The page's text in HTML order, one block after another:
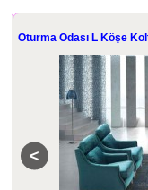
Oturma Odası L Köşe